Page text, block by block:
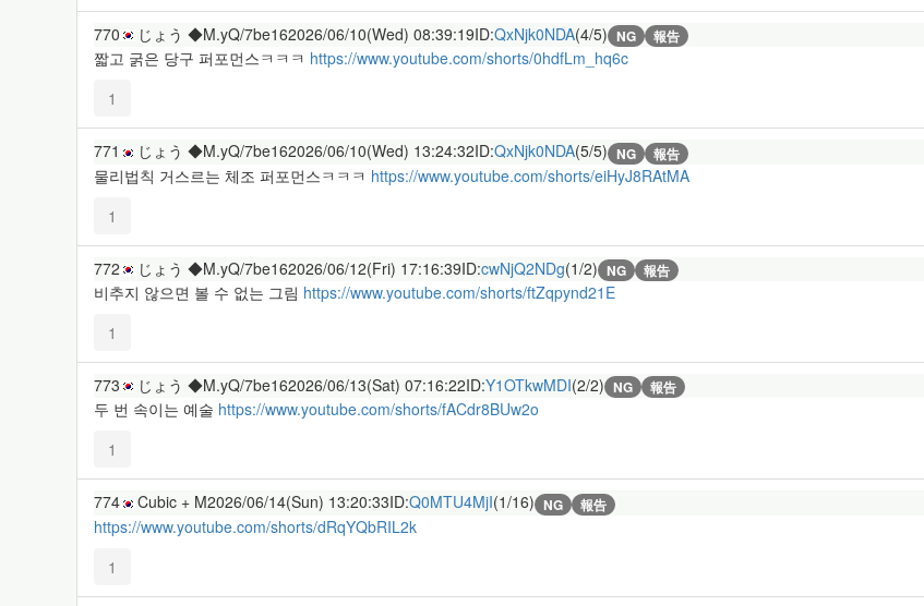
770 じょう ◆M.yQ/7be162026/06/10(Wed) 08:39:19ID:QxNjk0NDA(4/5) NG 報告
짧고 굵은 당구 퍼포먼스ㅋㅋㅋ https://www.youtube.com/shorts/0hdfLm_hq6c
1
771 じょう ◆M.yQ/7be162026/06/10(Wed) 13:24:32ID:QxNjk0NDA(5/5) NG 報告
물리법칙 거스르는 체조 퍼포먼스ㅋㅋㅋ https://www.youtube.com/shorts/eiHyJ8RAtMA
1
772 じょう ◆M.yQ/7be162026/06/12(Fri) 17:16:39ID:cwNjQ2NDg(1/2) NG 報告
비추지 않으면 볼 수 없는 그림 https://www.youtube.com/shorts/ftZqpynd21E
1
773 じょう ◆M.yQ/7be162026/06/13(Sat) 07:16:22ID:Y1OTkwMDI(2/2) NG 報告
두 번 속이는 예술 https://www.youtube.com/shorts/fACdr8BUw2o
1
774 Cubic + M2026/06/14(Sun) 13:20:33ID:Q0MTU4MjI(1/16) NG 報告
https://www.youtube.com/shorts/dRqYQbRIL2k
1